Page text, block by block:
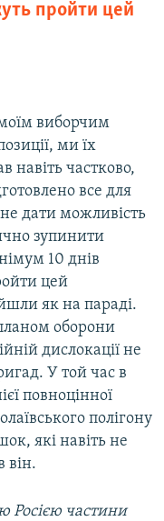
пройти цей
виборчим
ми їх
навіть частково,
все для
дати можливість
зупинити
10 днів
цей
як на параді.
оборони
дислокації не
У той час в
повноцінної
полігону
які навіть не
він.
Росією частини